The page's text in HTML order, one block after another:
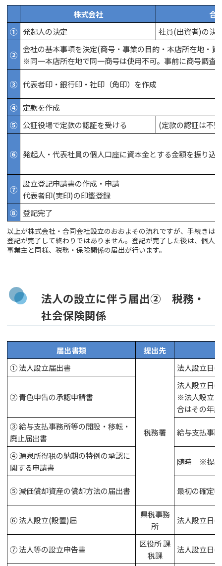
株式会社
合
① 発起人の決定 社員(出資者)の決
②
会社の基本事項を決定(商号・事業の目的・本店所在地・
※同一本店所在地で同一商号は使用不可。事前に商号調査
③ 代表者印・銀行印・社印（角印）を作成
④ 定款を作成
⑤ 公証役場で定款の認証を受ける (定款の認証は不
⑥ 発起人・代表社員の個人口座に資本金とする金額を振り込
⑦
設立登記申請書の作成・申請
代表者印(実印)の印鑑登録
⑧ 登記完了
以上が株式会社・合同会社設立のおおよその流れですが、手続きは
登記が完了して終わりではありません。登記が完了した後は、個人
事業主と同様、税務・保険関係の届出が行います。
法人の設立に伴う届出② 税務・
社会保険関係
届出書類
提出先
① 法人設立届出書
税務署
法人設立日(
② 青色申告の承認申請書
法人設立日(
※法人設立
合はその年
③ 給与支払事務所等の開設・移転・
廃止届出書
給与支払事
④ 源泉所得税の納期の特例の承認に
関する申請書
随時 ※提出
⑤ 減価償却資産の償却方法の届出書 最初の確定
⑥ 法人設立(設置)届
県税事務
所
法人設立日(
⑦ 法人等の設立申告書
区役所 課
税課
法人設立日(